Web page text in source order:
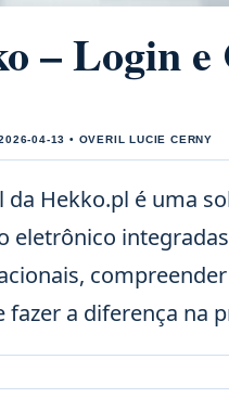
– Login
04-13 • OVERIL LUCIE CERNY
da Hekko.pl é uma
eletrônico
a diferença na